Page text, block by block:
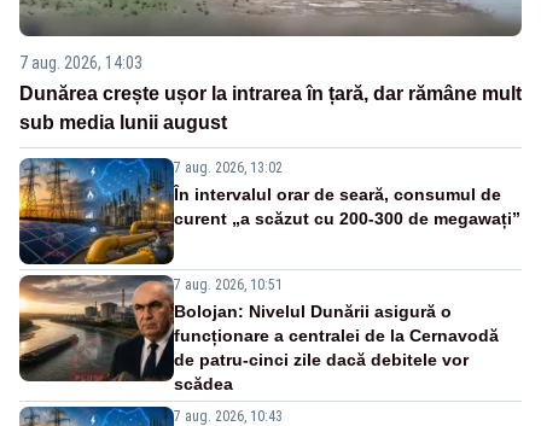
7 aug. 2026, 14:03
Dunărea crește ușor la intrarea în țară, dar rămâne mult
sub media lunii august
7 aug. 2026, 13:02
În intervalul orar de seară, consumul de
curent „a scăzut cu 200-300 de megawați”
7 aug. 2026, 10:51
Bolojan: Nivelul Dunării asigură o
funcționare a centralei de la Cernavodă
de patru-cinci zile dacă debitele vor
scădea
7 aug. 2026, 10:43